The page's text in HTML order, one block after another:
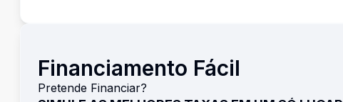
Financiamento Fácil
Pretende Financiar?